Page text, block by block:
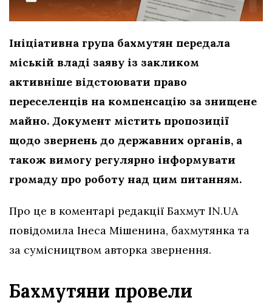
Ініціативна група бахмутян передала
міській владі заяву із закликом
активніше відстоювати право
переселенців на компенсацію за знищене
майно. Документ містить пропозиції
щодо звернень до державних органів, а
також вимогу регулярно інформувати
громаду про роботу над цим питанням.
Про це в коментарі редакції Бахмут IN.UA
повідомила Інеса Мішенина, бахмутянка та
за сумісництвом авторка звернення.
Бахмутяни провели